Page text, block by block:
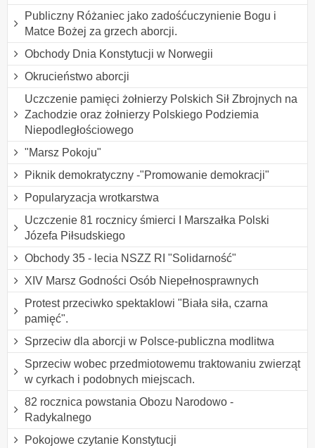
Publiczny Różaniec jako zadośćuczynienie Bogu i
Matce Bożej za grzech aborcji.
Obchody Dnia Konstytucji w Norwegii
Okrucieństwo aborcji
Uczczenie pamięci żołnierzy Polskich Sił Zbrojnych na
Zachodzie oraz żołnierzy Polskiego Podziemia
Niepodległościowego
"Marsz Pokoju"
Piknik demokratyczny -"Promowanie demokracji"
Popularyzacja wrotkarstwa
Uczczenie 81 rocznicy śmierci I Marszałka Polski
Józefa Piłsudskiego
Obchody 35 - lecia NSZZ RI "Solidarność"
XIV Marsz Godności Osób Niepełnosprawnych
Protest przeciwko spektaklowi "Biała siła, czarna
pamięć".
Sprzeciw dla aborcji w Polsce-publiczna modlitwa
Sprzeciw wobec przedmiotowemu traktowaniu zwierząt
w cyrkach i podobnych miejscach.
82 rocznica powstania Obozu Narodowo -
Radykalnego
Pokojowe czytanie Konstytucji